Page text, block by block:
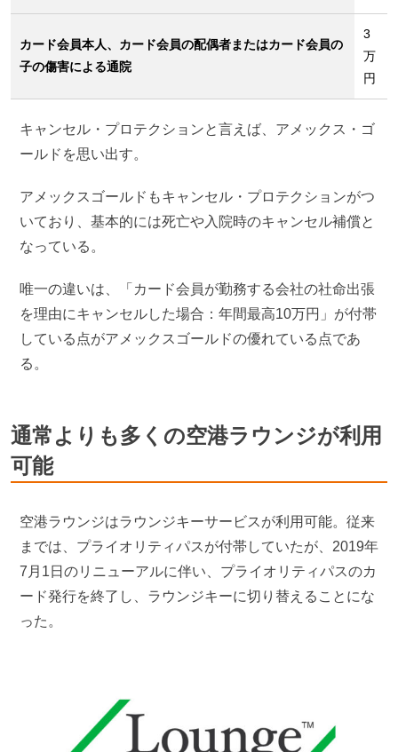
カード会員本人、カード会員の配偶者またはカード会員の
子の傷害による通院
3
万
円
キャンセル・プロテクションと言えば、アメックス・ゴ
ールドを思い出す。
アメックスゴールドもキャンセル・プロテクションがつ
いており、基本的には死亡や入院時のキャンセル補償と
なっている。
唯一の違いは、「カード会員が勤務する会社の社命出張
を理由にキャンセルした場合：年間最高10万円」が付帯
している点がアメックスゴールドの優れている点であ
る。
通常よりも多くの空港ラウンジが利用
可能
空港ラウンジはラウンジキーサービスが利用可能。従来
までは、プライオリティパスが付帯していたが、2019年
7月1日のリニューアルに伴い、プライオリティパスのカ
ード発行を終了し、ラウンジキーに切り替えることにな
った。